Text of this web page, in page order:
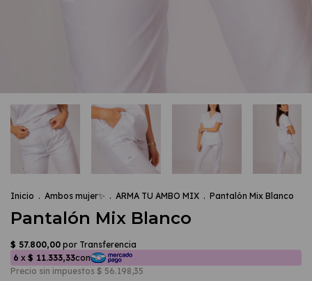
Inicio . Ambos mujer✨ . ARMA TU AMBO MIX . Pantalón Mix Blanco
Pantalón Mix Blanco